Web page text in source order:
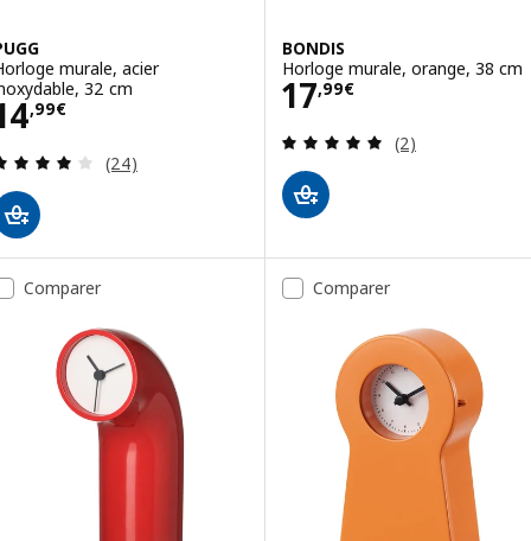
murale, acier
32 cm
,99€
14,99€
Révision: 4.1 hors de 5 étoiles. Nombre total de
(24)
BONDIS
Horloge murale, orange, 38 cm
17,99€
Prix 17,99€
Révision: 5
(2)
Comparer Comparer